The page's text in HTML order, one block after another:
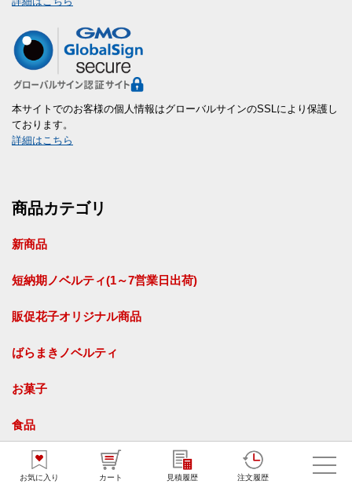
お気に入り カート 見積履歴 注文履歴
本サイトでのお客様の個人情報はグローバルサインのSSLにより保護し
ております。
詳細はこちら
商品カテゴリ
新商品
短納期ノベルティ(1～7営業日出荷)
販促花子オリジナル商品
ばらまきノベルティ
お菓子
食品
飲料・ドリンク